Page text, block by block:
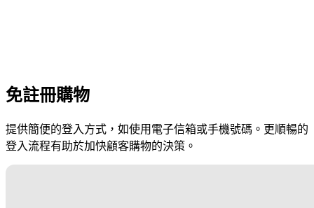
免註冊購物
提供簡便的登入方式，如使用電子信箱或手機號碼。更順暢的
登入流程有助於加快顧客購物的決策。